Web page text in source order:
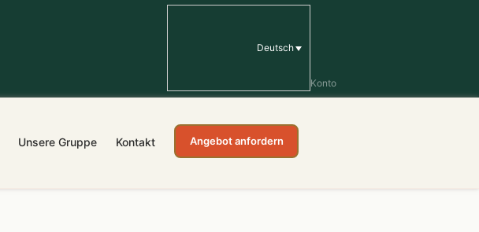
Konto
Deutsch
Unsere Gruppe Kontakt Angebot anfordern